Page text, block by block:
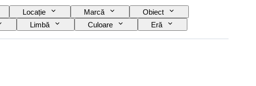
Locație Marcă
Obiect
Limbă Culoare
Eră